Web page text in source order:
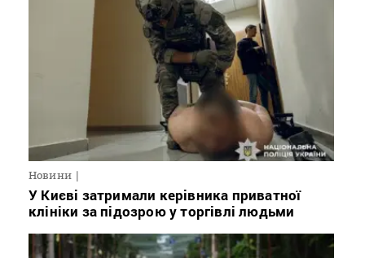
Новини
У Києві затримали керівника приватної
клініки за підозрою у торгівлі людьми